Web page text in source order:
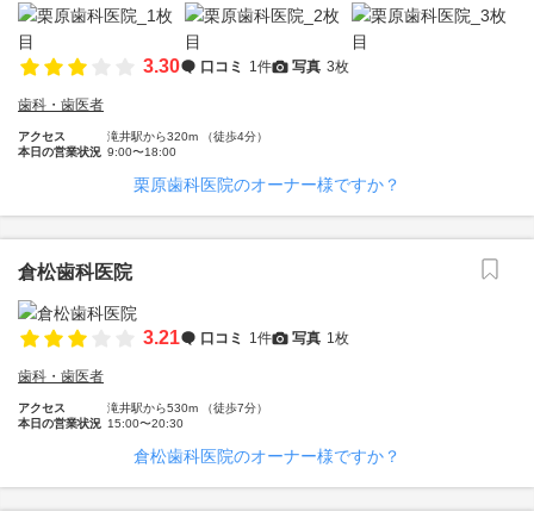
3.30 口コミ 1件 写真 3枚
歯科・歯医者
アクセス
滝井駅から320m （徒歩4分）
本日の営業状況 9:00〜18:00
栗原歯科医院のオーナー様ですか？
倉松歯科医院
3.21 口コミ 1件 写真 1枚
歯科・歯医者
アクセス
滝井駅から530m （徒歩7分）
本日の営業状況 15:00〜20:30
倉松歯科医院のオーナー様ですか？